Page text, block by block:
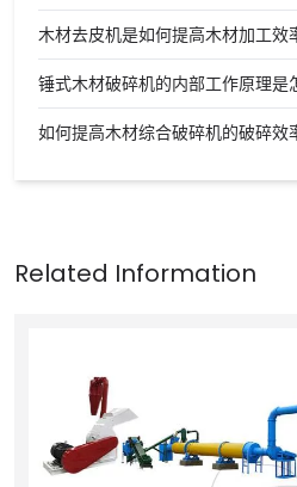
木材去皮机是如何提高木材加工效
锤式木材破碎机的内部工作原理是
如何提高木材综合破碎机的破碎效